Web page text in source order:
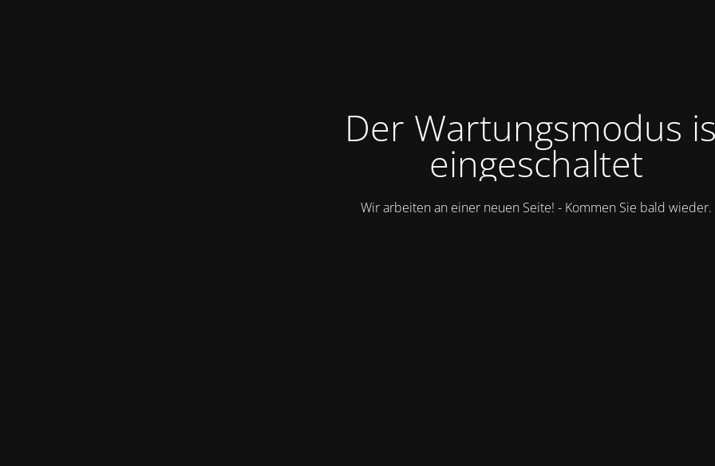
Der Wartungsmodus
eingeschaltet
Wir arbeiten an einer neuen Seite! - Kommen Sie bald wieder.